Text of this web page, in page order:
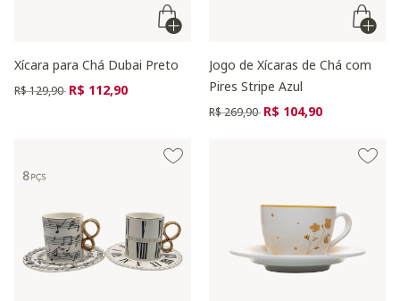
Xícara para Chá Dubai Preto
Preço reduzido de
R$ 129,90 para
R$ 112,90
Jogo de Xícaras de Chá com
Pires Stripe Azul
Preço reduzido de
R$ 269,90 para
R$ 104,90